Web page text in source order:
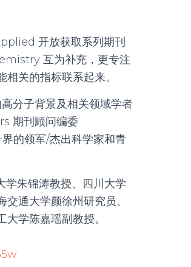
开放获取系列期刊
互为补充，更专注
关的指标联系起来。
分子背景及相关领域学者
期刊顾问编委
的领军/杰出科学家和青
学朱锦涛教授、四川大学
通大学颜徐州研究员、
学陈嘉瑶副教授。